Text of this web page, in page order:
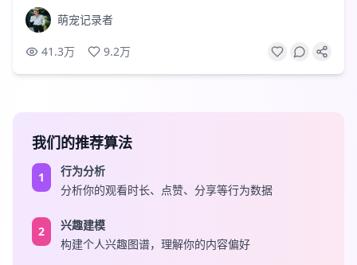
萌宠记录者
41.3万 9.2万
我们的推荐算法
1
行为分析
分析你的观看时长、点赞、分享等行为数据
2
兴趣建模
构建个人兴趣图谱，理解你的内容偏好